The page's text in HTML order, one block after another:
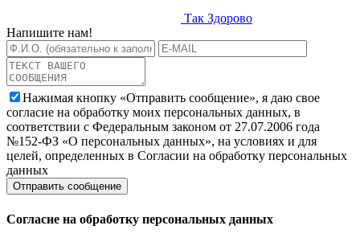
Так Здорово
Напишите нам!
Нажимая кнопку «Отправить сообщение», я даю свое
согласие на обработку моих персональных данных, в
соответствии с Федеральным законом от 27.07.2006 года
№152-ФЗ «О персональных данных», на условиях и для
целей, определенных в Согласии на обработку персональных
данных
Согласие на обработку персональных данных